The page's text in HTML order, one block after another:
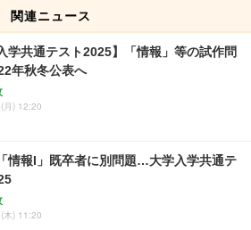
関連ニュース
学共通テスト2025】「情報」等の試作問
年秋冬公表へ
月) 12:20
情報I」既卒者に別問題…大学入学共通テ
木) 11:20